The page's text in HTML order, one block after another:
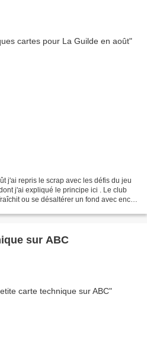
j'ai repris le scrap avec les défis du jeu
j'ai expliqué le principe ici . Le club
ou se désaltérer un fond avec encre
technique sur ABC